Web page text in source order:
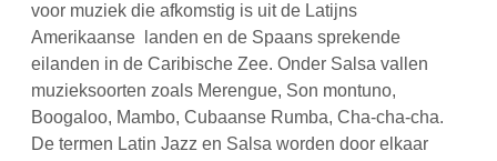
voor muziek die afkomstig is uit de Latijns
Amerikaanse landen en de Spaans sprekende
eilanden in de Caribische Zee. Onder Salsa vallen
muzieksoorten zoals Merengue, Son montuno,
Boogaloo, Mambo, Cubaanse Rumba, Cha-cha-cha.
De termen Latin Jazz en Salsa worden door elkaar